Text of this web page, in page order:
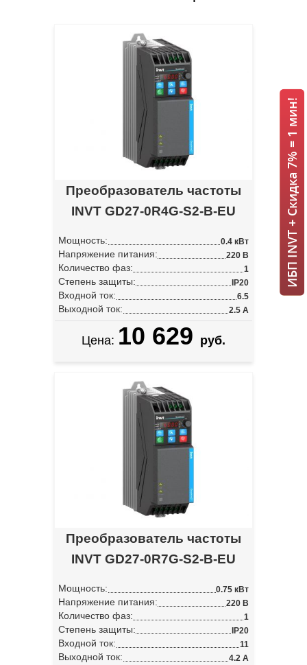
Преобразователь частоты
INVT GD27-0R4G-S2-B-EU
Мощность: 0.4 кВт
Напряжение питания: 220 В
Количество фаз: 1
Степень защиты: IP20
Входной ток: 6.5
Выходной ток: 2.5 А
Цена: 10 629 руб.
Преобразователь частоты
INVT GD27-0R7G-S2-B-EU
Мощность: 0.75 кВт
Напряжение питания: 220 В
Количество фаз: 1
Степень защиты: IP20
Входной ток: 11
Выходной ток: 4.2 А
ИБП INVT + Скидка 7% = 1 мин!